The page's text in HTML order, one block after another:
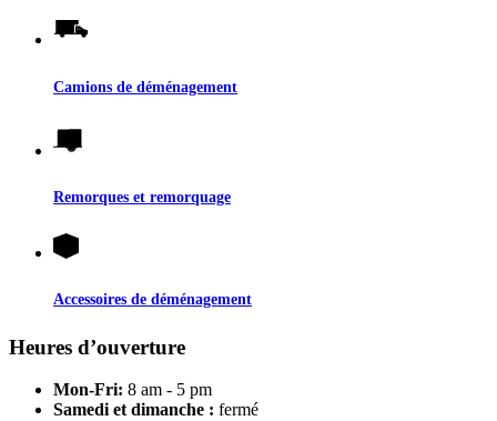
Camions de déménagement
Remorques et remorquage
Accessoires de déménagement
Heures d’ouverture
Mon-Fri: 8 am - 5 pm
Samedi et dimanche : fermé